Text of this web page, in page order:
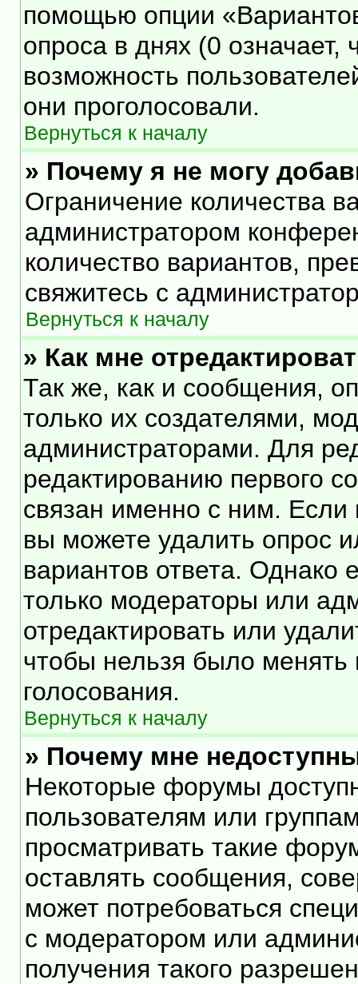
помощью опции
опроса в днях (0 означает,
возможность
они проголосовали.
Вернуться к началу
» Почему я не могу
Ограничение количества
администратором
количество вариантов,
свяжитесь с
Вернуться к началу
» Как мне
Так же, как и сообщения,
только их создателями,
администраторами. Для
редактированию первого
связан именно с ним. Если
вы можете удалить опрос
вариантов ответа. Однако
только модераторы или
отредактировать или
чтобы нельзя было менять
голосования.
Вернуться к началу
» Почему мне
Некоторые форумы
пользователям или
просматривать такие
оставлять сообщения,
может потребоваться
с модератором или
получения такого